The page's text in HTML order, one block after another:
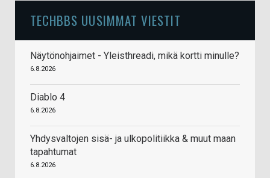
TECHBBS UUSIMMAT VIESTIT
Näytönohjaimet - Yleisthreadi, mikä kortti minulle?
6.8.2026
Diablo 4
6.8.2026
Yhdysvaltojen sisä- ja ulkopolitiikka & muut maan
tapahtumat
6.8.2026